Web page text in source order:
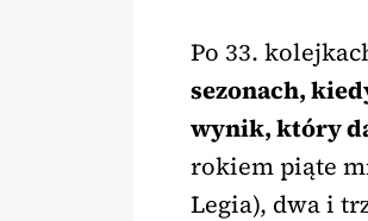
Po 33.
sezonach,
wynik, który
rokiem piąte
Legia), dwa i